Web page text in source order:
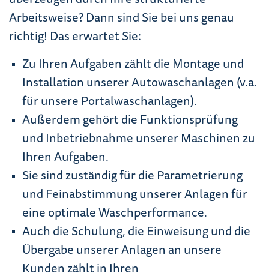
Arbeitsweise? Dann sind Sie bei uns genau
richtig! Das erwartet Sie:
Zu Ihren Aufgaben zählt die Montage und
Installation unserer Autowaschanlagen (v.a.
für unsere Portalwaschanlagen).
Außerdem gehört die Funktionsprüfung
und Inbetriebnahme unserer Maschinen zu
Ihren Aufgaben.
Sie sind zuständig für die Parametrierung
und Feinabstimmung unserer Anlagen für
eine optimale Waschperformance.
Auch die Schulung, die Einweisung und die
Übergabe unserer Anlagen an unsere
Kunden zählt in Ihren